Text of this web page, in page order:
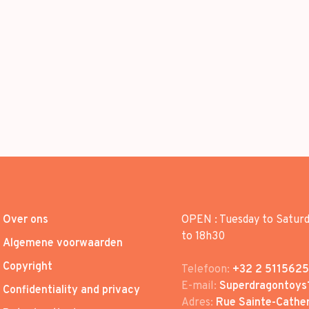
Over ons
Algemene voorwaarden
Copyright
Confidentiality and privacy
OPEN : Tuesday to
to 18h30
Telefoon: +32 2 5115625
E-mail:
Adres: Rue Sainte-